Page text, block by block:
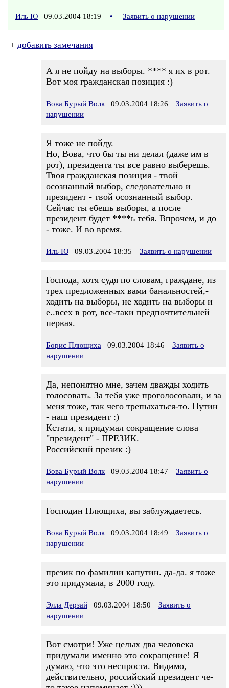
Иль Ю 09.03.2004 18:19 • Заявить о нарушении
+ добавить замечания
А я не пойду на выборы. **** я их в рот.
Вот моя гражданская позиция :)
Вова Бурый Волк 09.03.2004 18:26
Заявить о
нарушении
Я тоже не пойду.
Но, Вова, что бы ты ни делал (даже им в
рот), президента ты все равно выберешь.
Твоя гражданская позиция - твой
осознанный выбор, следовательно и
президент - твой осознанный выбор.
Сейчас ты ебешь выборы, а после
президент будет ****ь тебя. Впрочем, и до
- тоже. И во время.
Иль Ю 09.03.2004 18:35 Заявить о нарушении
Господа, хотя судя по словам, граждане, из
трех предложенных вами банальностей,-
ходить на выборы, не ходить на выборы и
е..всех в рот, все-таки предпочтительней
первая.
Борис Плющиха 09.03.2004 18:46
Заявить о
нарушении
Да, непонятно мне, зачем дважды ходить
голосовать. За тебя уже проголосовали, и за
меня тоже, так чего трепыхаться-то. Путин
- наш президент :)
Кстати, я придумал сокращение слова
"президент" - ПРЕЗИК.
Российский презик :)
Вова Бурый Волк 09.03.2004 18:47
Заявить о
нарушении
Господин Плющиха, вы заблуждаетесь.
Вова Бурый Волк 09.03.2004 18:49
Заявить о
нарушении
презик по фамилии капутин. да-да. я тоже
это придумала, в 2000 году.
Элла Дерзай 09.03.2004 18:50
Заявить о
нарушении
Вот смотри! Уже целых два человека
придумали именно это сокращение! Я
думаю, что это неспроста. Видимо,
действительно, российский президент че-